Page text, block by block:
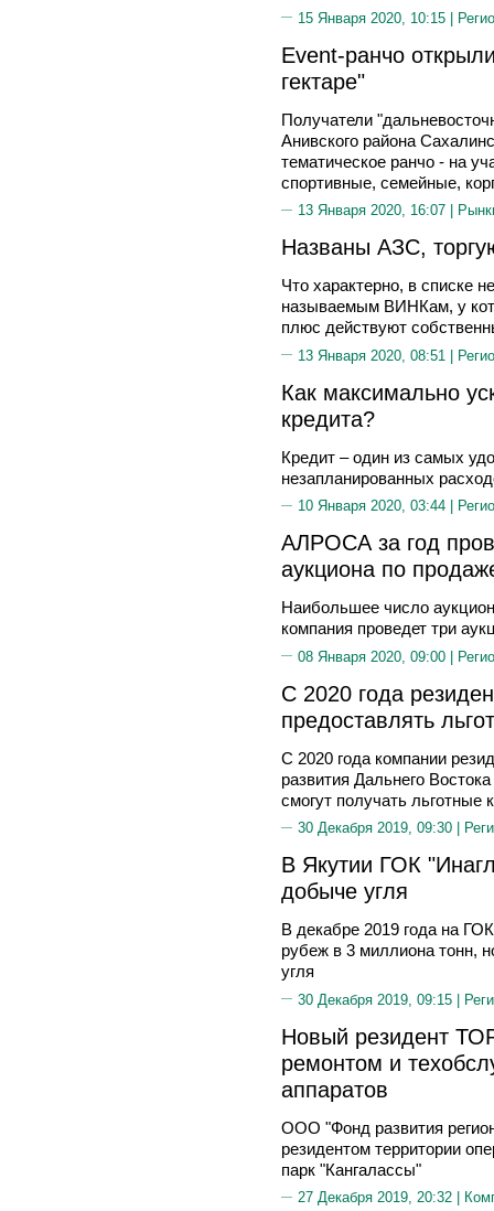
15 Января 2020, 10:15 |
Еvent-ранчо
гектаре"
Получатели
Анивского района
тематическое ранчо - на
спортивные, семейные,
13 Января 2020, 16:07 |
Названы АЗС,
Что характерно, в списке
называемым ВИНКам, у
плюс действуют
13 Января 2020, 08:51 |
Как максимально
кредита?
Кредит – один из самых
незапланированных
10 Января 2020, 03:44 |
АЛРОСА за год
аукциона по
Наибольшее число
компания проведет три
08 Января 2020, 09:00 |
С 2020 года
предоставлять
С 2020 года компании
развития Дальнего
смогут получать льготные
30 Декабря 2019, 09:30 |
В Якутии ГОК
добыче угля
В декабре 2019 года на
рубеж в 3 миллиона тонн,
угля
30 Декабря 2019, 09:15 |
Новый резидент
ремонтом и
аппаратов
ООО "Фонд развития
резидентом территории
парк "Кангалассы"
27 Декабря 2019, 20:32 |